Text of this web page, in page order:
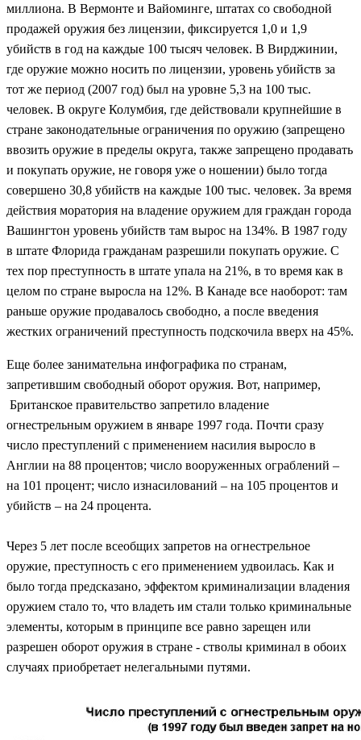
миллиона. В Вермонте и Вайоминге, штатах со свободной
продажей оружия без лицензии, фиксируется 1,0 и 1,9
убийств в год на каждые 100 тысяч человек. В Вирджинии,
где оружие можно носить по лицензии, уровень убийств за
тот же период (2007 год) был на уровне 5,3 на 100 тыс.
человек. В округе Колумбия, где действовали крупнейшие в
стране законодательные ограничения по оружию (запрещено
ввозить оружие в пределы округа, также запрещено продавать
и покупать оружие, не говоря уже о ношении) было тогда
совершено 30,8 убийств на каждые 100 тыс. человек. За время
действия моратория на владение оружием для граждан города
Вашингтон уровень убийств там вырос на 134%. В 1987 году
в штате Флорида гражданам разрешили покупать оружие. С
тех пор преступность в штате упала на 21%, в то время как в
целом по стране выросла на 12%. В Канаде все наоборот: там
раньше оружие продавалось свободно, а после введения
жестких ограничений преступность подскочила вверх на 45%.
Еще более занимательна инфографика по странам,
запретившим свободный оборот оружия. Вот, например,
Британское правительство запретило владение
огнестрельным оружием в январе 1997 года. Почти сразу
число преступлений с применением насилия выросло в
Англии на 88 процентов; число вооруженных ограблений –
на 101 процент; число изнасилований – на 105 процентов и
убийств – на 24 процента.
Через 5 лет после всеобщих запретов на огнестрельное
оружие, преступность с его применением удвоилась. Как и
было тогда предсказано, эффектом криминализации владения
оружием стало то, что владеть им стали только криминальные
элементы, которым в принципе все равно зарещен или
разрешен оборот оружия в стране - стволы криминал в обоих
случаях приобретает нелегальными путями.